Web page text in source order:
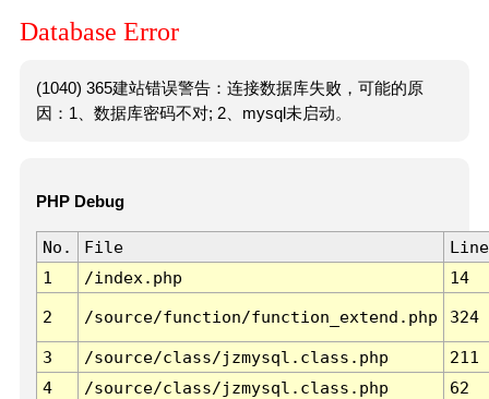
Database Error
(1040) 365建站错误警告：连接数据库失败，可能的原
因：1、数据库密码不对; 2、mysql未启动。
PHP Debug
No. File
Line
1
/index.php 14
2 /source/function/function_extend.php 324
3 /source/class/jzmysql.class.php
211
4
/source/class/jzmysql.class.php
62